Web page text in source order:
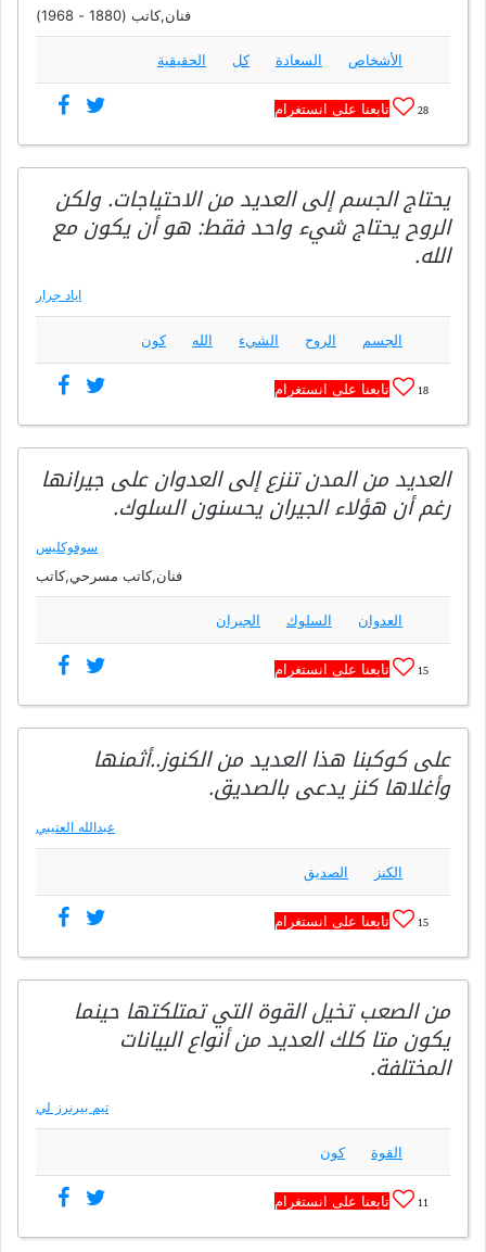
فنان,كاتب (1880 - 1968)
الأشخاص السعادة كل الحقيقية
28 تابعنا على انستغرام
يحتاج الجسم إلى العديد من الاحتياجات. ولكن
الروح يحتاج شيء واحد فقط: هو أن يكون مع
الله.
اياد جرار
الجسم الروح الشيء الله كون
18 تابعنا على انستغرام
العديد من المدن تنزع إلى العدوان على جيرانها
رغم أن هؤلاء الجيران يحسنون السلوك.
سوفوكليس
فنان,كاتب مسرحي,كاتب
العدوان السلوك الجيران
15 تابعنا على انستغرام
على كوكبنا هذا العديد من الكنوز..أثمنها
وأغلاها كنز يدعى بالصديق.
عبدالله العتيبي
الكنز الصديق
15 تابعنا على انستغرام
من الصعب تخيل القوة التي تمتلكتها حينما
يكون متا كلك العديد من أنواع البيانات
المختلفة.
تيم بيرنرز لي
القوة كون
11 تابعنا على انستغرام